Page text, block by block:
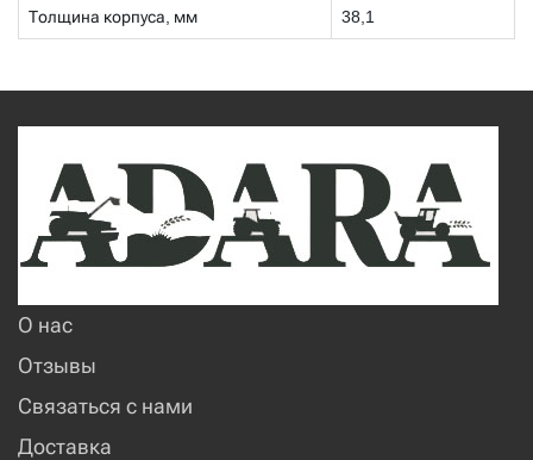
Толщина корпуса, мм 38,1
О нас
Отзывы
Связаться с нами
Доставка